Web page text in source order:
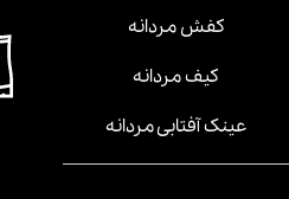
کفش مردانه
کیف مردانه
عینک آفتابی مردانه